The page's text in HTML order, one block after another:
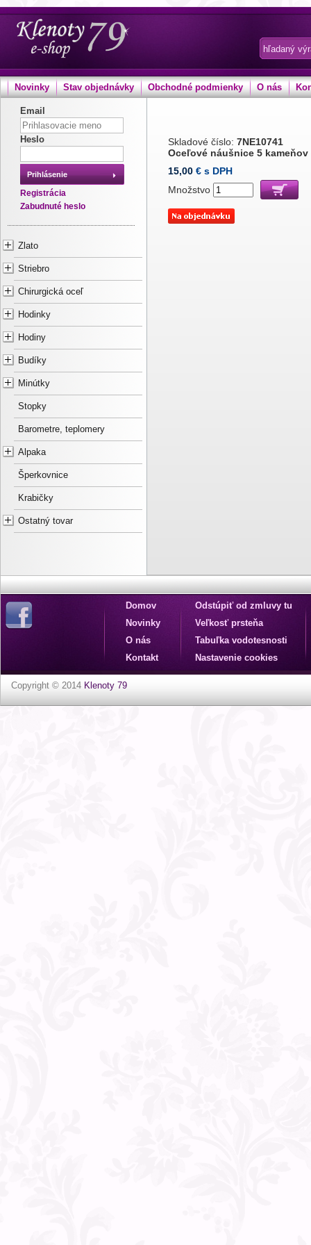
Novinky Stav objednávky Obchodné podmienky O nás
Email
Heslo
Prihlásenie
Registrácia
Zabudnuté heslo
Zlato
Striebro
Chirurgická oceľ
Hodinky
Hodiny
Budíky
Minútky
Stopky
Barometre, teplomery
Alpaka
Šperkovnice
Krabičky
Ostatný tovar
Skladové číslo: 7NE10741
Oceľové náušnice 5 kameňov
15,00 € s DPH
Množstvo
Domov
Novinky
O nás
Kontakt
Odstúpiť od zmluvy tu
Veľkosť prsteňa
Tabuľka vodotesnosti
Nastavenie cookies
Copyright © 2014 Klenoty 79